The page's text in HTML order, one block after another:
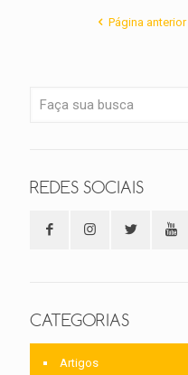
Página anterior
REDES SOCIAIS
CATEGORIAS
Artigos